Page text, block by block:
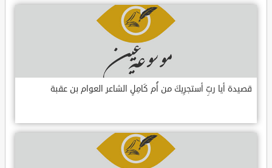
قصيدة أيا ربِّ أستجرِيكَ من أُم كَامِلٍ الشاعر العوام بن عقبة